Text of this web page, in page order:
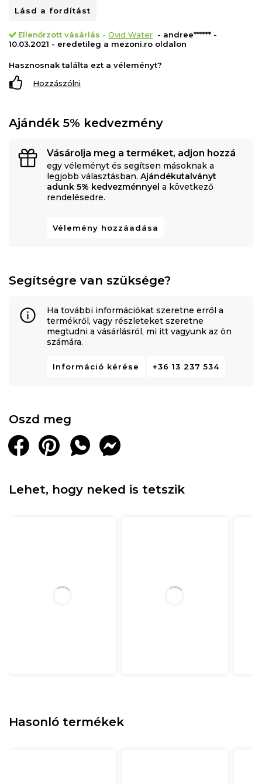
Lásd a fordítást
Ellenőrzött vásárlás - Ovid Water - andree****** -
10.03.2021 - eredetileg a mezoni.ro oldalon
Hasznosnak találta ezt a véleményt?
Hozzászólni
Ajándék 5% kedvezmény
Vásárolja meg a terméket, adjon hozzá
egy véleményt és segítsen másoknak a
legjobb választásban. Ajándékutalványt
adunk 5% kedvezménnyel a következő
rendelésedre.
Vélemény hozzáadása
Segítségre van szüksége?
Ha további információkat szeretne erről a
termékről, vagy részleteket szeretne
megtudni a vásárlásról, mi itt vagyunk az ön
számára.
Információ kérése +36 13 237 534
Oszd meg
Lehet, hogy neked is tetszik
Hasonló termékek